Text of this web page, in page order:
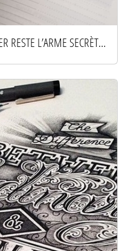
POURQUOI LE CARNET PAPIER RESTE L’ARME SECRÈTE DES ESPRITS PRODUCTIFS